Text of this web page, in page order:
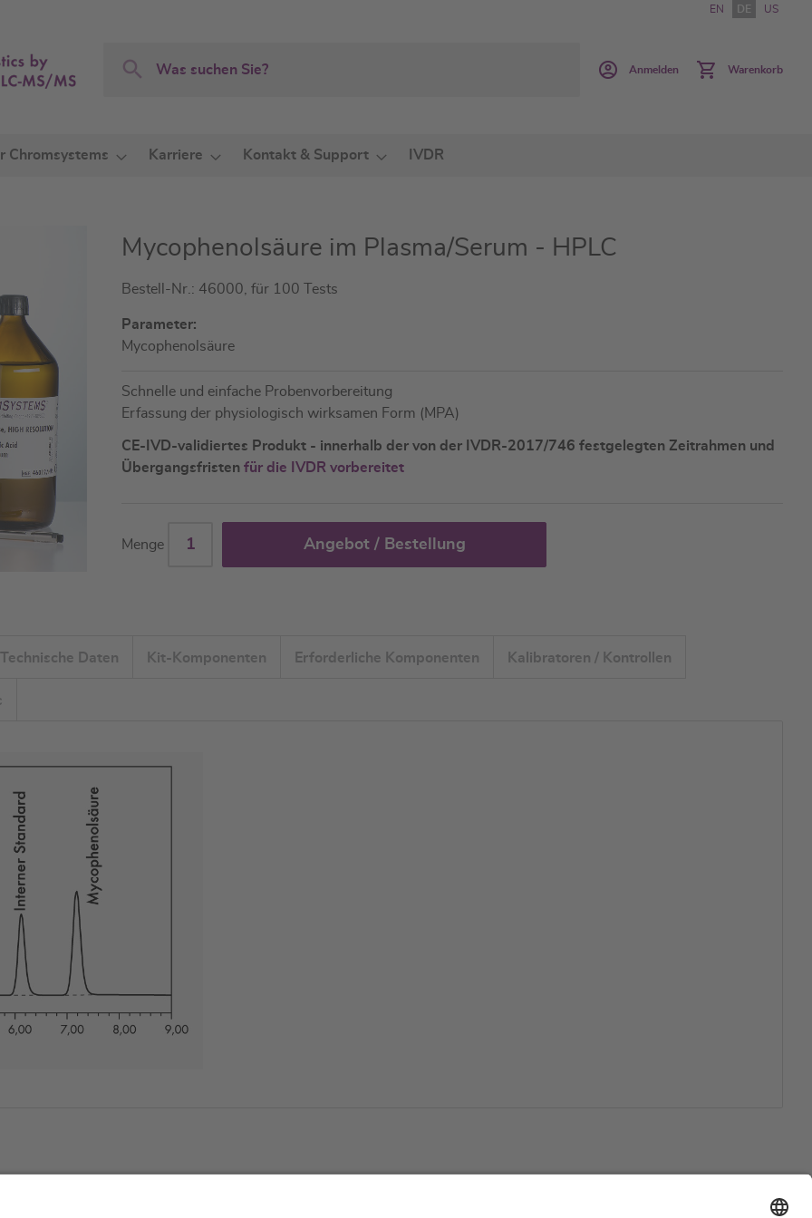
EN DE US
Search
Anmelden Warenkorb
Chromsystems Karriere Kontakt & Support IVDR
Mycophenolsäure im Plasma/Serum - HPLC
Bestell-Nr.: 46000, für 100 Tests
Parameter:
Mycophenolsäure
Schnelle und einfache Probenvorbereitung
Erfassung der physiologisch wirksamen Form (MPA)
CE-IVD-validiertes Produkt - innerhalb der von der IVDR-2017/746 festgelegten Zeitrahmen und
Übergangsfristenfür die IVDR vorbereitet
Menge Angebot / Bestellung
Technische Daten Kit-Komponenten Erforderliche Komponenten Kalibratoren / Kontrollen